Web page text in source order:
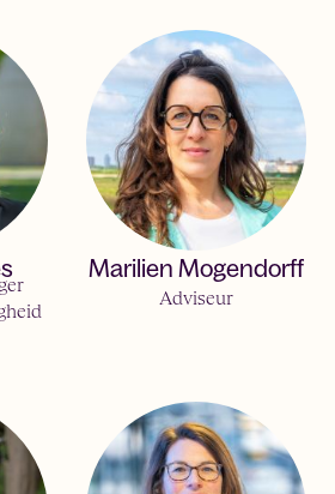
Marilien Mogendorff
Adviseur